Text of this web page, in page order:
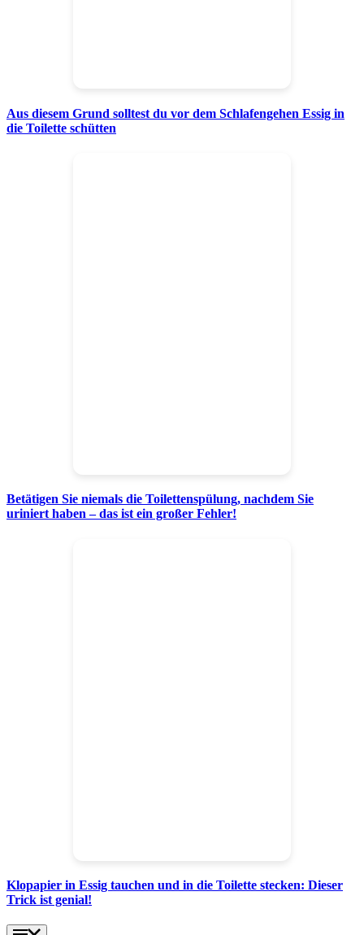
Aus diesem Grund solltest du vor dem Schlafengehen Essig in
die Toilette schütten
Betätigen Sie niemals die Toilettenspülung, nachdem Sie
uriniert haben – das ist ein großer Fehler!
Klopapier in Essig tauchen und in die Toilette stecken: Dieser
Trick ist genial!